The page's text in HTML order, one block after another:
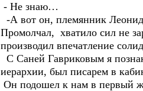
- Не знаю…
-А вот он, племянник
Промолчал, хватило сил не
производил впечатление
С Саней Гавриковым я
иерархии, был писарем в
Он подошел к нам в первый